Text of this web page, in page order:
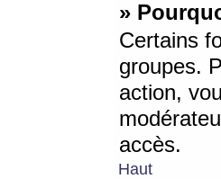
»
Certains
groupes.
action,
accès.
Haut